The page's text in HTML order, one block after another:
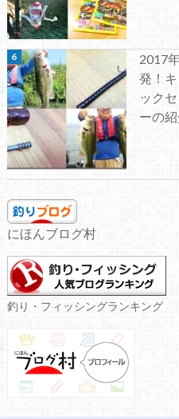
2017
発！
ック
ーの
にほんブログ村
釣り・フィッシングランキング